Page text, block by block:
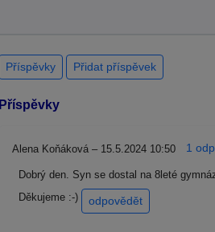
Příspěvky Přidat příspěvek
Příspěvky
Alena Koňáková – 15.5.2024 10:50 1
Dobrý den. Syn se dostal na 8leté
Děkujeme :-)
odpovědět